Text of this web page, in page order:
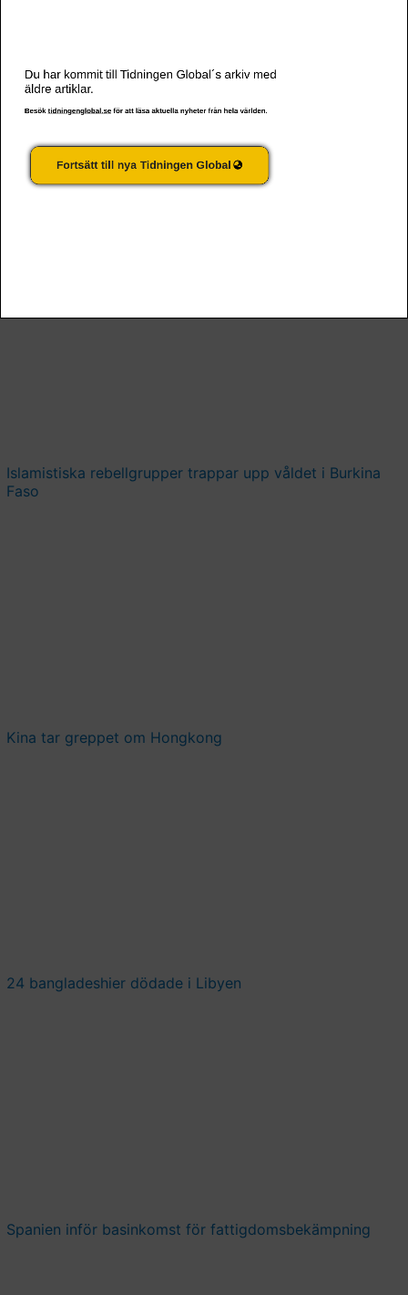
Islamistiska rebellgrupper trappar upp våldet i Burkina
Faso
Kina tar greppet om Hongkong
24 bangladeshier dödade i Libyen
Spanien inför basinkomst för fattigdomsbekämpning
Du har kommit till Tidningen Global´s arkiv med
äldre artiklar.
Besök tidningenglobal.se för att läsa aktuella nyheter från hela världen.
Fortsätt till nya Tidningen Global